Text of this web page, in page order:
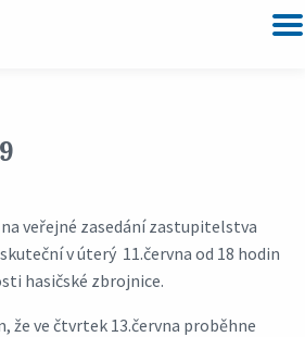
veřejné zasedání zastupitelstva
v úterý 11.června od 18 hodin
hasičské zbrojnice.
že ve čtvrtek 13.června proběhne